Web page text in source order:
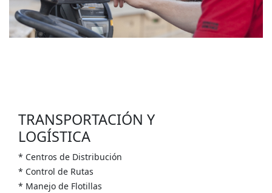
TRANSPORTACIÓN Y
LOGÍSTICA
* Centros de Distribución
* Control de Rutas
* Manejo de Flotillas